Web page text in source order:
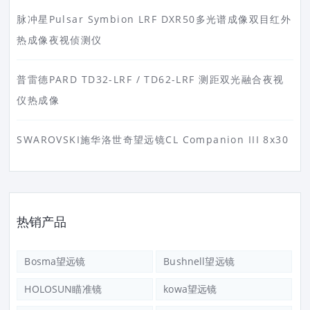
脉冲星Pulsar Symbion LRF DXR50多光谱成像双目红外
热成像夜视侦测仪
普雷德PARD TD32-LRF / TD62-LRF 测距双光融合夜视
仪热成像
SWAROVSKI施华洛世奇望远镜CL Companion III 8x30
热销产品
Bosma望远镜 Bushnell望远镜
HOLOSUN瞄准镜 kowa望远镜